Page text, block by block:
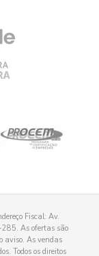
Fiscal: Av.
As ofertas são
aviso. As vendas
Todos os direitos